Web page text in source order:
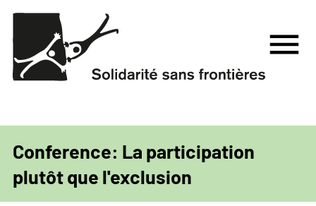
Aller
contenu
principal
menu
Conference: La participation
plutôt que l'exclusion